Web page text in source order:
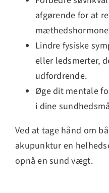
afgørende for at
Lindre fysiske
eller ledsmerter,
udfordrende.
Øge dit mentale
i dine
Ved at tage hånd om
akupunktur en
opnå en sund vægt.